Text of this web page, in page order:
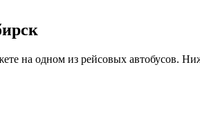
на одном из рейсовых автобусов.